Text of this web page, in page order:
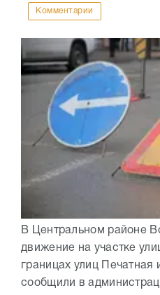
Комментарии
В Центральном районе
движение на участке
границах улиц
сообщили в